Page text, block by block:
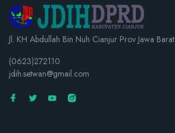
Jl. KH Abdullah Bin Nuh Cianjur Prov Jawa Barat
(0623)272110
jdih.setwan@gmail.com